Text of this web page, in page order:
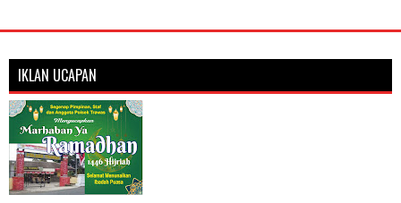
IKLAN UCAPAN